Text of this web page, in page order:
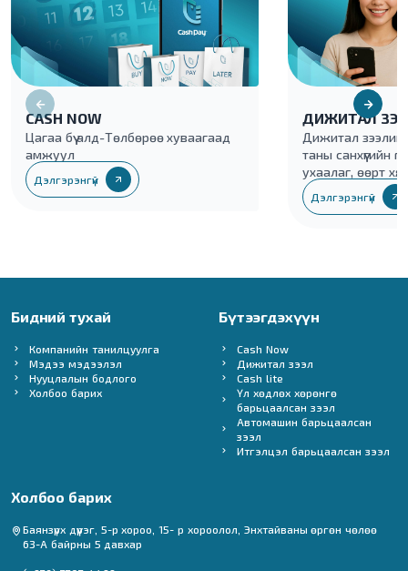
CASH NOW
Цагаа бүү алд-Төлбөрөө хуваагаад
амжуул
Дэлгэрэнгүй
ДИЖИТАЛ
Дижитал зээлийн
таны санхүүгийн
ухаалаг, өөрт
шуурхай
тохиромжтой
Дэлгэрэнгүй
Бидний тухай
Компанийн танилцуулга
Мэдээ мэдээлэл
Нууцлалын бодлого
Холбоо барих
Бүтээгдэхүүн
Cash Now
Дижитал зээл
Cash lite
Үл хөдлөх хөрөнгө
барьцаалсан зээл
Автомашин барьцаалсан
зээл
Итгэлцэл барьцаалсан зээл
Холбоо барих
Баянзүрх дүүрэг, 5-р хороо, 15- р хороолол, Энхтайваны өргөн чөлөө
63-А байрны 5 давхар